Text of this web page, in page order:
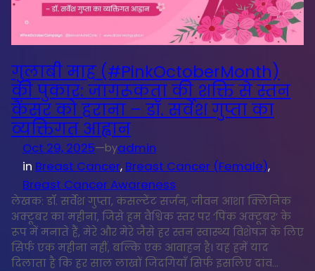
गुलाबी माह (#PinkOctoberMonth)
की पुकार: जागरूकता की शक्ति से स्तन
कैंसर को हराना – डॉ. सर्वेश गुप्ता का
व्यक्तिगत आह्वान
Oct 29, 2025—byadmin
in Breast Cancer, Breast Cancer (Female)
Breast Cancer Awareness
लेखक: डॉ. सर्वेश गुप्ता, कंसल्टेंट सर्जन, जीवन आशा क्लिनिक
अक्टूबर का महीना, जिसे हम वैश्विक स्तर पर ‘पिंक अक्टूबर’ के
रूप में मनाते हैं, मेरे और मेरे जैसे हर स्तन स्वास्थ्य विशेषज्ञ के लिए
सिर्फ एक महीना नहीं, बल्कि एक आवाहन है। यह हमें याद
दिलाता है कि हर साल लाखों जिंदगियाँ सिर्फ इसलिए दांव…